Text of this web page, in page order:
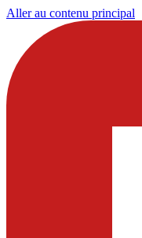
Aller au contenu principal